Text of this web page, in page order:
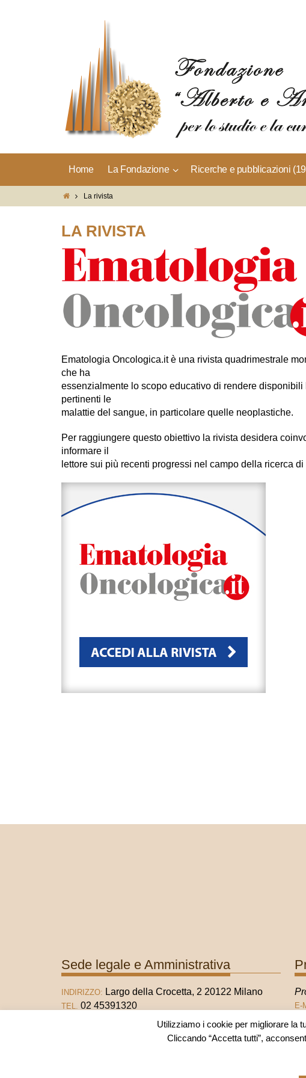
Home La Fondazione Ricerche e pubblicazioni
La rivista
LA RIVISTA
Ematologia Oncologica.it è una rivista quadrimestrale
che ha
essenzialmente lo scopo educativo di rendere
pertinenti le
malattie del sangue, in particolare quelle neoplastiche.
Per raggiungere questo obiettivo la rivista desidera
informare il
lettore sui più recenti progressi nel campo della ricerca
Sede legale e Amministrativa
INDIRIZZO: Largo della Crocetta, 2 20122 Milano
TEL. 02 45391320
info@fondazionematarelli.it
E-
Utilizziamo i cookie per migliorare la
Cliccando “Accetta tutti”,